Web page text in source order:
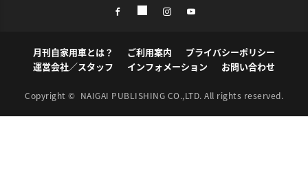
月刊自家用車とは？ ご利用案内
プライバシーポリシー
運営会社／スタッフ
インフォメーション お問い合わせ
Copyright © NAIGAI PUBLISHING CO.,LTD. All rights reserved.